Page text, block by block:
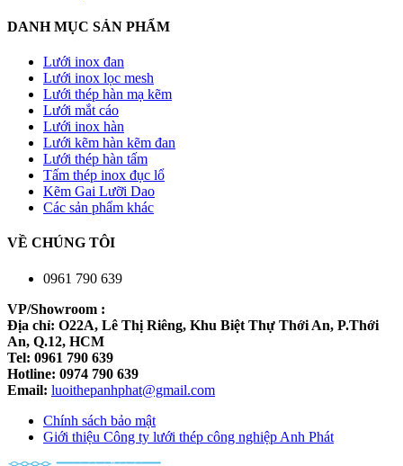
DANH MỤC SẢN PHẨM
Lưới inox đan
Lưới inox lọc mesh
Lưới thép hàn mạ kẽm
Lưới mắt cáo
Lưới inox hàn
Lưới kẽm hàn kẽm đan
Lưới thép hàn tấm
Tấm thép inox đục lổ
Kẽm Gai Lưỡi Dao
Các sản phẩm khác
VỀ CHÚNG TÔI
0961 790 639
VP/Showroom :
Địa chỉ: O22A, Lê Thị Riêng, Khu Biệt Thự Thới An, P.Thới
An, Q.12, HCM
Tel: 0961 790 639
Hotline: 0974 790 639
Email: luoithepanhphat@gmail.com
Chính sách bảo mật
Giới thiệu Công ty lưới thép công nghiệp Anh Phát